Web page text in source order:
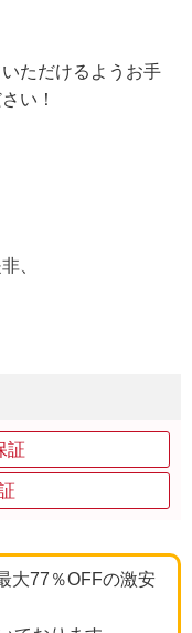
ただけるようお手
い！
、
証
大77％OFFの激安